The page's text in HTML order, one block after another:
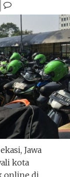
Jawa
kota
online di